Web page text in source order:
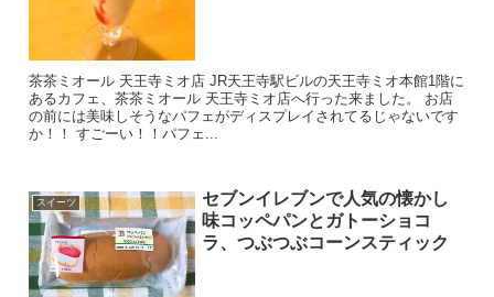
茶茶ミオール 天王寺ミオ店 JR天王寺駅ビルの天王寺ミオ本館1階に
あるカフェ、茶茶ミオール 天王寺ミオ店へ行った来ました。 お店
の前には美味しそうなパフェがディスプレイされてるじゃないです
か！！ すごーい！！パフェ...
スイーツ
セブンイレブンで人気の懐かし
味コッペパンとガトーショコ
ラ、つぶつぶコーンスティック